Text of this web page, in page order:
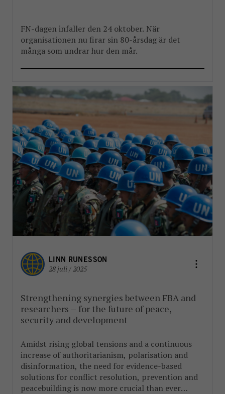
FN-dagen infaller den 24 oktober. När
organisationen nu firar sin 80-årsdag är det
många som undrar hur den mår.
LINN RUNESSON
28 juli / 2025
Strengthening synergies between FBA and
researchers – for the future of peace,
security and development
Amidst rising global tensions and a continuous
increase of authoritarianism, polarisation and
disinformation, the need for evidence-based
solutions for conflict resolution, prevention and
peacebuilding is now more crucial than ever